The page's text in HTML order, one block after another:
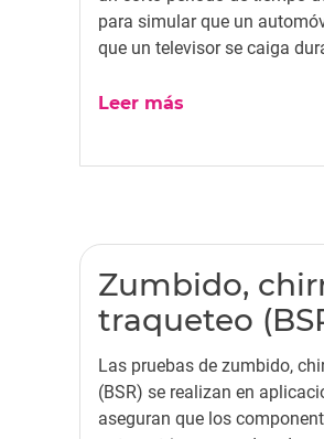
para simular que un
que un televisor se caiga
Leer más
Zumbido,
traqueteo
Las pruebas de zumbido,
(BSR) se realizan en
aseguran que los